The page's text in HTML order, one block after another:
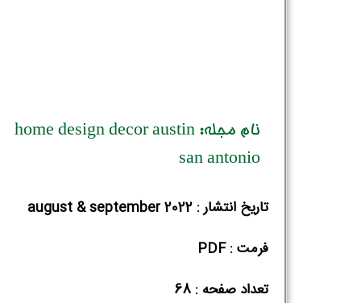
نام مجله: home design decor austin
san antonio
تاریخ انتشار : august & september 2022
فرمت : PDF
تعداد صفحه : 68